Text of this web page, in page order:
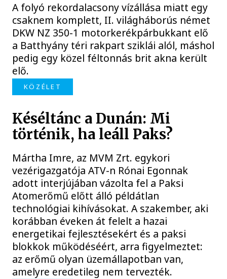
A folyó rekordalacsony vízállása miatt egy
csaknem komplett, II. világháborús német
DKW NZ 350-1 motorkerékpárbukkant elő
a Batthyány téri rakpart sziklái alól, máshol
pedig egy közel féltonnás brit akna került
elő.
KÖZÉLET
Késéltánc a Dunán: Mi
történik, ha leáll Paks?
Mártha Imre, az MVM Zrt. egykori
vezérigazgatója ATV-n Rónai Egonnak
adott interjújában vázolta fel a Paksi
Atomerőmű előtt álló példátlan
technológiai kihívásokat. A szakember, aki
korábban éveken át felelt a hazai
energetikai fejlesztésekért és a paksi
blokkok működéséért, arra figyelmeztet:
az erőmű olyan üzemállapotban van,
amelyre eredetileg nem tervezték.